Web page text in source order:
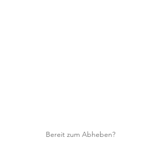
Bereit zum Abheben?